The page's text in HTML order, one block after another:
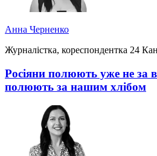
Анна Черненко
Журналістка, кореспондентка 24
Росіяни полюють уже не за
полюють за нашим хлібом